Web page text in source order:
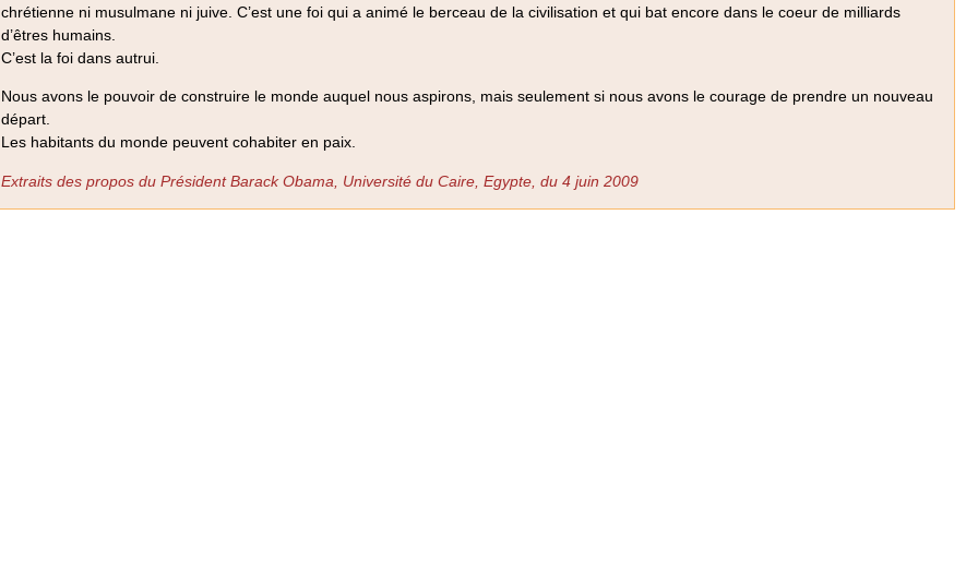
chrétienne ni musulmane ni juive. C’est une foi qui a animé le berceau de la civilisation et qui bat encore dans le coeur de milliards
d’êtres humains.
C’est la foi dans autrui.
Nous avons le pouvoir de construire le monde auquel nous aspirons, mais seulement si nous avons le courage de prendre un nouveau
départ.
Les habitants du monde peuvent cohabiter en paix.
Extraits des propos du Président Barack Obama, Université du Caire, Egypte, du 4 juin 2009